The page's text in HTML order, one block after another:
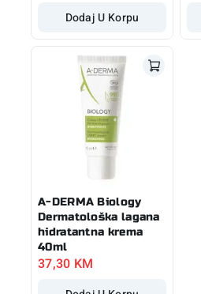
Dodaj U Korpu
A-DERMA Biology
Dermatološka lagana
hidratantna krema
40ml
37,30 KM